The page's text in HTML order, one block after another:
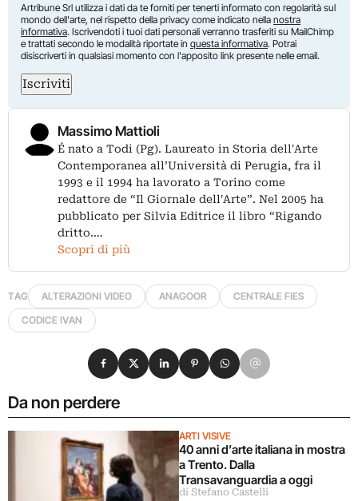
Artribune Srl utilizza i dati da te forniti per tenerti informato con regolarità sul
mondo dell'arte, nel rispetto della privacy come indicato nella nostra
informativa. Iscrivendoti i tuoi dati personali verranno trasferiti su MailChimp
e trattati secondo le modalità riportate in questa informativa. Potrai
disiscriverti in qualsiasi momento con l'apposito link presente nelle email.
Iscriviti
Massimo Mattioli
É nato a Todi (Pg). Laureato in Storia dell'Arte
Contemporanea all’Università di Perugia, fra il
1993 e il 1994 ha lavorato a Torino come
redattore de “Il Giornale dell'Arte”. Nel 2005 ha
pubblicato per Silvia Editrice il libro “Rigando
dritto.…
Scopri di più
TAG ALTERAZIONI VIDEO ANAGOOR
CENTRALE FIES
CODICE IVAN
Da non perdere
ARTI VISIVE
40 anni d’arte italiana in mostra
a Trento. Dalla
Transavanguardia a oggi
di Stefano Castelli
Condividi su Facebook
Condividi su X
Condividi su LinkedIn
Condividi su Pinterest
Condividi su WhatsApp
Condividi su Email